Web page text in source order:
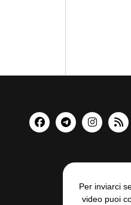
Per inviarci
video puoi